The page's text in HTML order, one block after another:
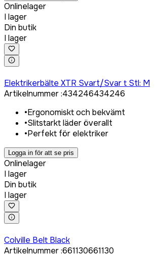
Onlinelager
I lager
Din butik
I lager
Elektrikerbälte XTR Svart/Svar t Stl: M
Artikelnummer:434246434246
•Ergonomiskt och bekvämt
•Slitstarkt läder överallt
•Perfekt för elektriker
Logga in för att se pris
Onlinelager
I lager
Din butik
I lager
Colville Belt Black
Artikelnummer:661130661130